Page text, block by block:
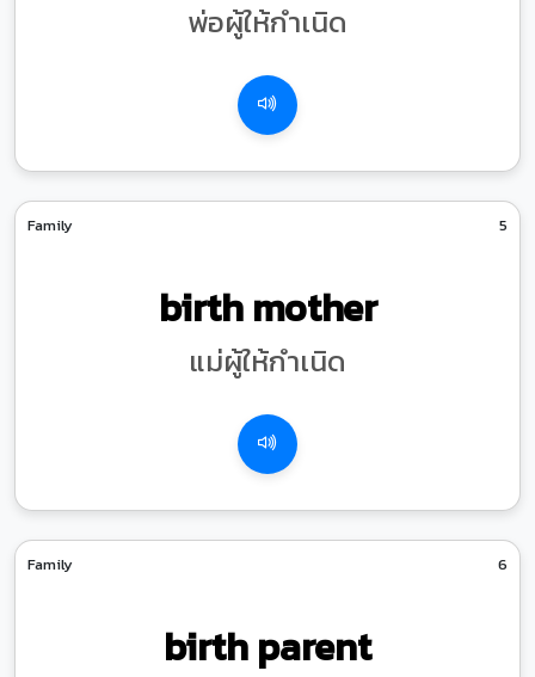
พ่อผู้ให้กำเนิด
Family 5
birth mother
แม่ผู้ให้กำเนิด
Family 6
birth parent